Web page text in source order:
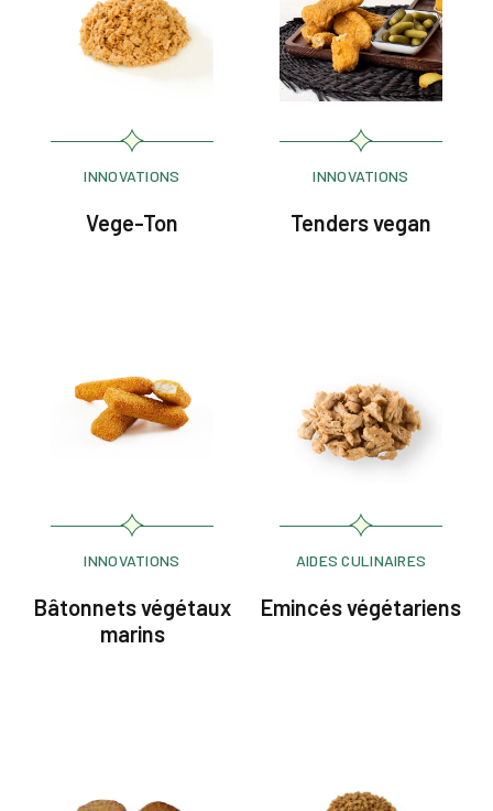
INNOVATIONS
Vege-Ton
INNOVATIONS
Tenders vegan
INNOVATIONS
Bâtonnets végétaux
marins
AIDES CULINAIRES
Emincés végétariens